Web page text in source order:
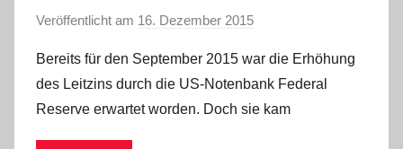
Veröffentlicht am 16. Dezember 2015
n
a
d
Bereits für den September 2015 war die Erhöhung
des Leitzins durch die US-Notenbank Federal
Reserve erwartet worden. Doch sie kam